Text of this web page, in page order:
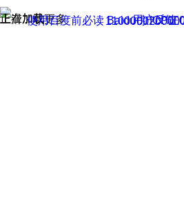
正在加载
上滑加载更多 用户反馈
使用百度前必读 Baidu 京ICP证
京公网安备